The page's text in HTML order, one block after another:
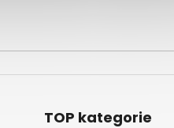
TOP kategorie